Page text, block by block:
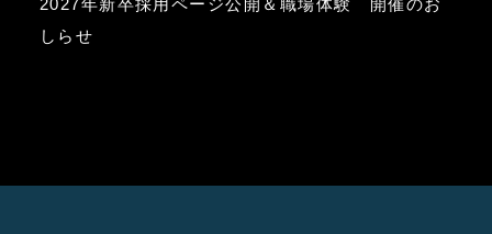
2027年新卒採用ページ公開＆職場体験 開催のお
しらせ